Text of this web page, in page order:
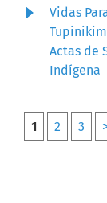
Vidas
Actas de
Indígena
1 2 3